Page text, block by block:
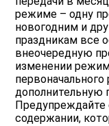
режиме – одну
новогодним и
праздникам все
внеочередную
изменении
дополнительную
Предупреждайте
содержании,